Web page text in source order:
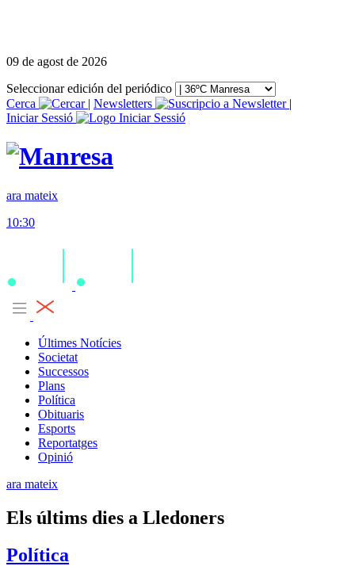
09 de agost de 2026
Seleccionar edición del periódico
Cerca
| Newsletters
|
Iniciar Sessió
ara mateix
10:30
Últimes Notícies
Societat
Successos
Plans
Política
Obituaris
Esports
Reportatges
Opinió
ara mateix
Els últims dies a Lledoners
Política